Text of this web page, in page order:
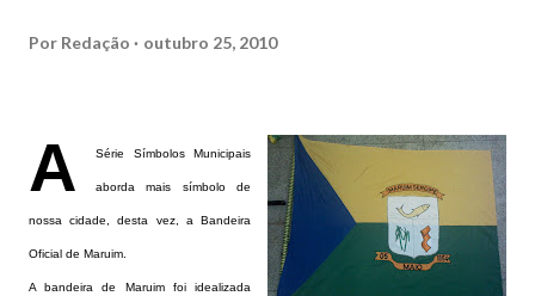
Por Redação outubro 25, 2010
A Série Símbolos Municipais
aborda mais símbolo de
nossa cidade, desta vez, a Bandeira
Oficial de Maruim.
A bandeira de Maruim foi idealizada